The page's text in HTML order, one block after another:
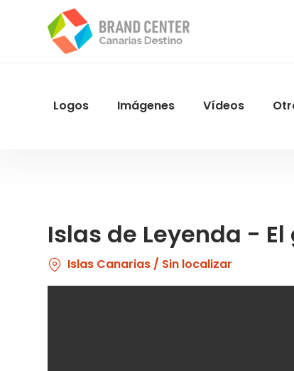
contenido
Menu
Logos Imágenes Vídeos
Islas de Leyenda -
Islas Canarias / Sin localizar